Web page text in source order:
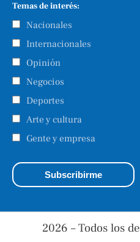
Temas de interés:
Nacionales
Internacionales
Opinión
Negocios
Deportes
Arte y cultura
Gente y empresa
2026 – Todos los